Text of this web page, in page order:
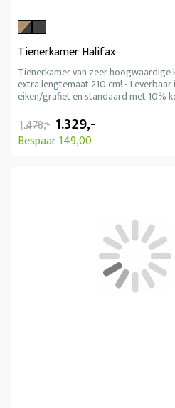
Tienerkamer Halifax
Tienerkamer van zeer hoogwaardige
extra lengtemaat 210 cm! -
eiken/grafiet en standaard met 10%
1.478,- 1.329,-
Bespaar 149,00